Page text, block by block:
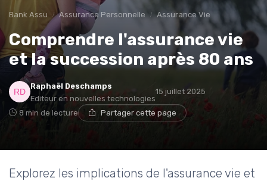
Bank Assu Assurance Personnelle Assurance Vie
Comprendre l'assurance vie
et la succession après 80 ans
Raphaël Deschamps
Editeur en nouvelles technologies
15 juillet 2025
8 min de lecture Partager cette page
Explorez les implications de l'assurance vie et